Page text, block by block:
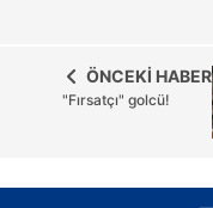
ÖNCEKİ HABER
"Fırsatçı" golcü!